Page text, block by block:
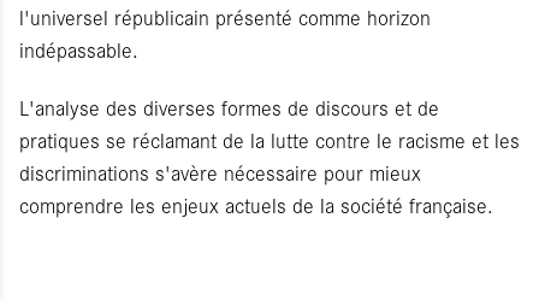
l'universel républicain présenté comme horizon
indépassable.
L'analyse des diverses formes de discours et de
pratiques se réclamant de la lutte contre le racisme et les
discriminations s'avère nécessaire pour mieux
comprendre les enjeux actuels de la société française.